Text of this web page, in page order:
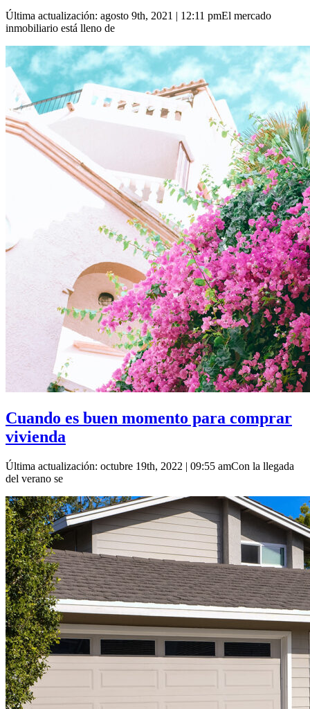
Última actualización: agosto 9th, 2021 | 12:11 pmEl mercado
inmobiliario está lleno de
Cuando es buen momento para comprar
vivienda
Última actualización: octubre 19th, 2022 | 09:55 amCon la llegada
del verano se